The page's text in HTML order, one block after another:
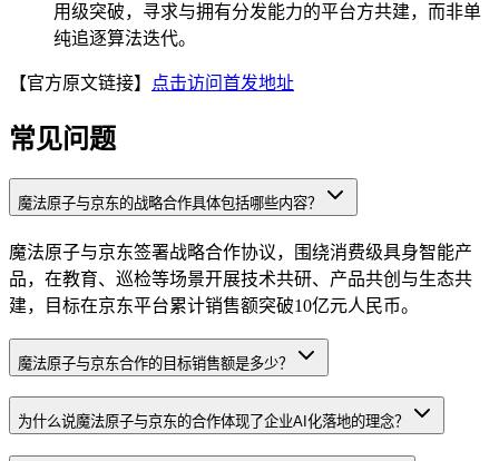
用级突破，寻求与拥有分发能力的平台方共建，而非单
纯追逐算法迭代。
【官方原文链接】 点击访问首发地址
常见问题
魔法原子与京东的战略合作具体包括哪些内容？
魔法原子与京东签署战略合作协议，围绕消费级具身智能产
品，在教育、巡检等场景开展技术共研、产品共创与生态共
建，目标在京东平台累计销售额突破10亿元人民币。
魔法原子与京东合作的目标销售额是多少？
为什么说魔法原子与京东的合作体现了企业AI化落地的理念？